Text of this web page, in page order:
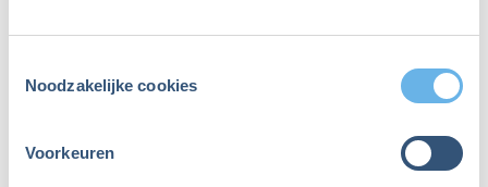
Noodzakelijke cookies
Voorkeuren
www.stoic.money
(020) 767 17 25 |